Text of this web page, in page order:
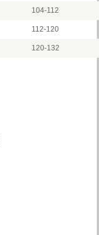
104-112
112-120
120-132